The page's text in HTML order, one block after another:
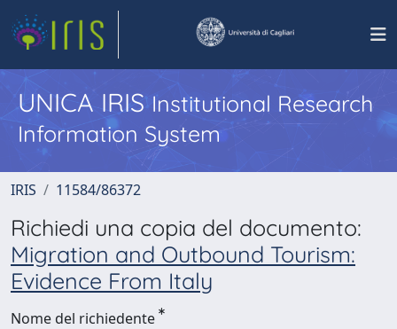
UNICA IRISInstitutional Research
Information System
IRIS 11584/86372
Richiedi una copia del documento:
Migration and Outbound Tourism:
Evidence From Italy
Nome del richiedente